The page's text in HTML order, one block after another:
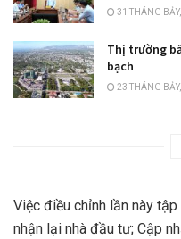
31 THÁNG
Thị trường
bạch
23 THÁNG
Việc điều chỉnh lần này
nhận lại nhà đầu tư; Cập